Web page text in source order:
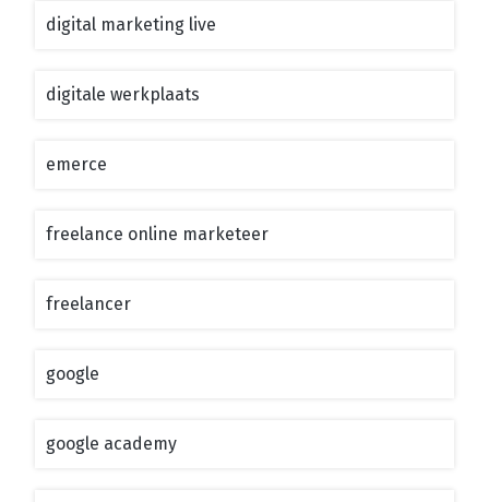
digital marketing live
digitale werkplaats
emerce
freelance online marketeer
freelancer
google
google academy